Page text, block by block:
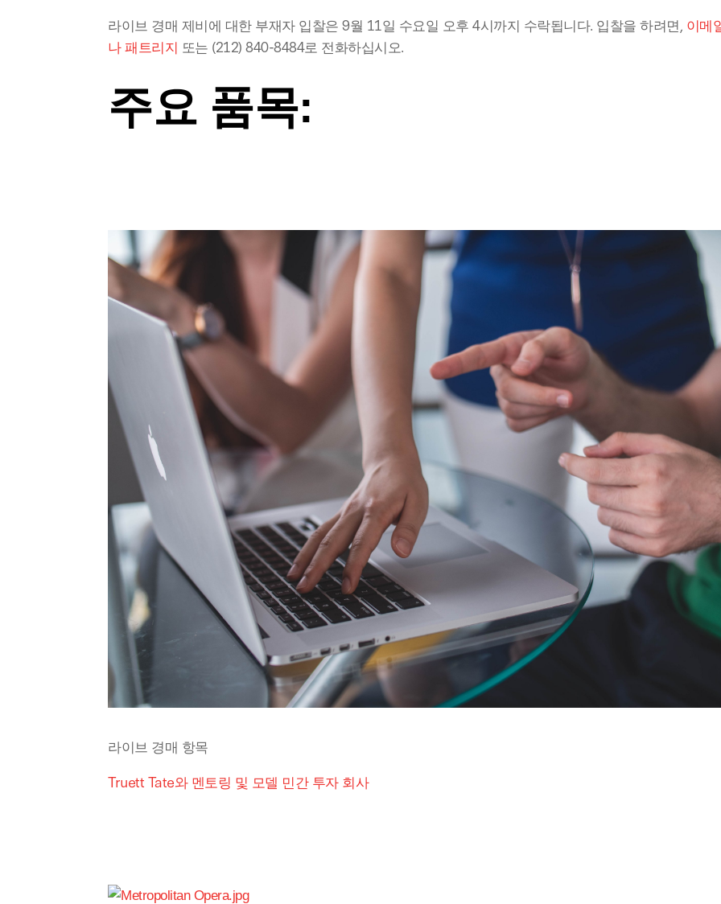
라이브 경매 제비에 대한 부재자 입찰은 9월 11일 수요일 오후 4시까지 수락됩니다. 입찰을 하려면, 이메
나 패트리지 또는 (212) 840-8484로 전화하십시오.
주요 품목:
라이브 경매 항목
Truett Tate와 멘토링 및 모델 민간 투자 회사